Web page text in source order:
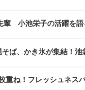
輩 小池栄子の活躍を語
ば、かき氷が集結！
重ね！フレッシュネス